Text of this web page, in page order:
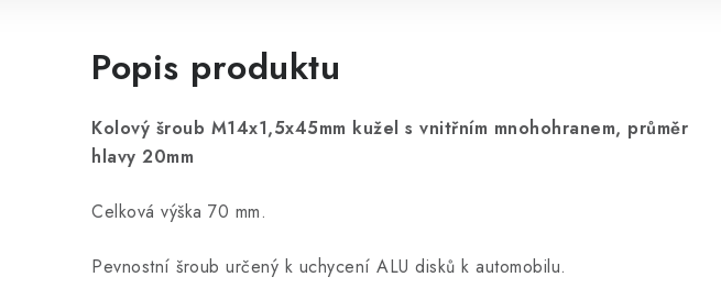
Popis produktu
Kolový šroub M14x1,5x45mm kužel s vnitřním mnohohranem, průměr
hlavy 20mm
Celková výška 70 mm.
Pevnostní šroub určený k uchycení ALU disků k automobilu.